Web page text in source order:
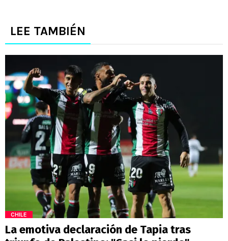
LEE TAMBIÉN
CHILE
La emotiva declaración de Tapia tras